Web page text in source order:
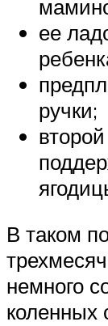
ее
ручки;
В таком
немного
коленных